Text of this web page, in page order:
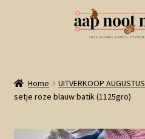
naar
navigatie
de
inhoud
Welkom
Home UITVERKOOP AUGUSTUS
setje roze blauw batik (1125gro)